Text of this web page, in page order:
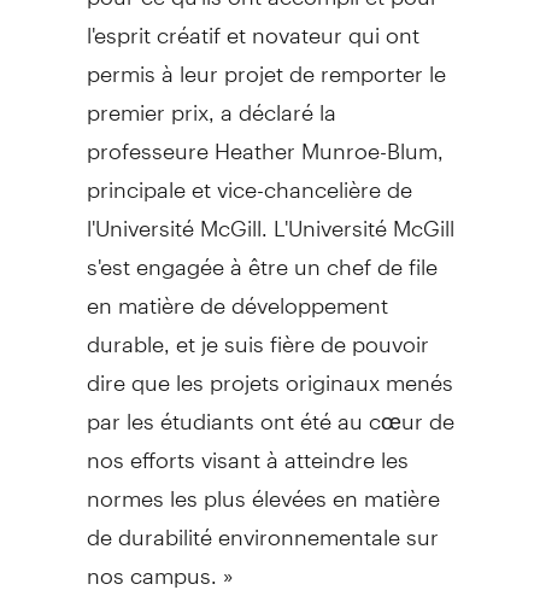
l'esprit créatif et novateur qui ont
permis à leur projet de remporter le
premier prix, a déclaré la
professeure Heather Munroe-Blum,
principale et vice-chancelière de
l'Université McGill. L'Université McGill
s'est engagée à être un chef de file
en matière de développement
durable, et je suis fière de pouvoir
dire que les projets originaux menés
par les étudiants ont été au cœur de
nos efforts visant à atteindre les
normes les plus élevées en matière
de durabilité environnementale sur
nos campus. »